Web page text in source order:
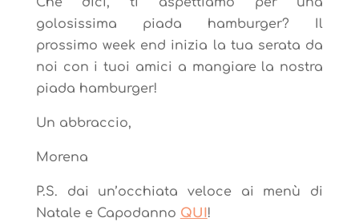
golosissima piada hamburger? Il
prossimo week end inizia la tua serata da
noi con i tuoi amici a mangiare la nostra
piada hamburger!
Un abbraccio,
Morena
P.S. dai un’occhiata veloce ai menù di
Natale e Capodanno QUI !